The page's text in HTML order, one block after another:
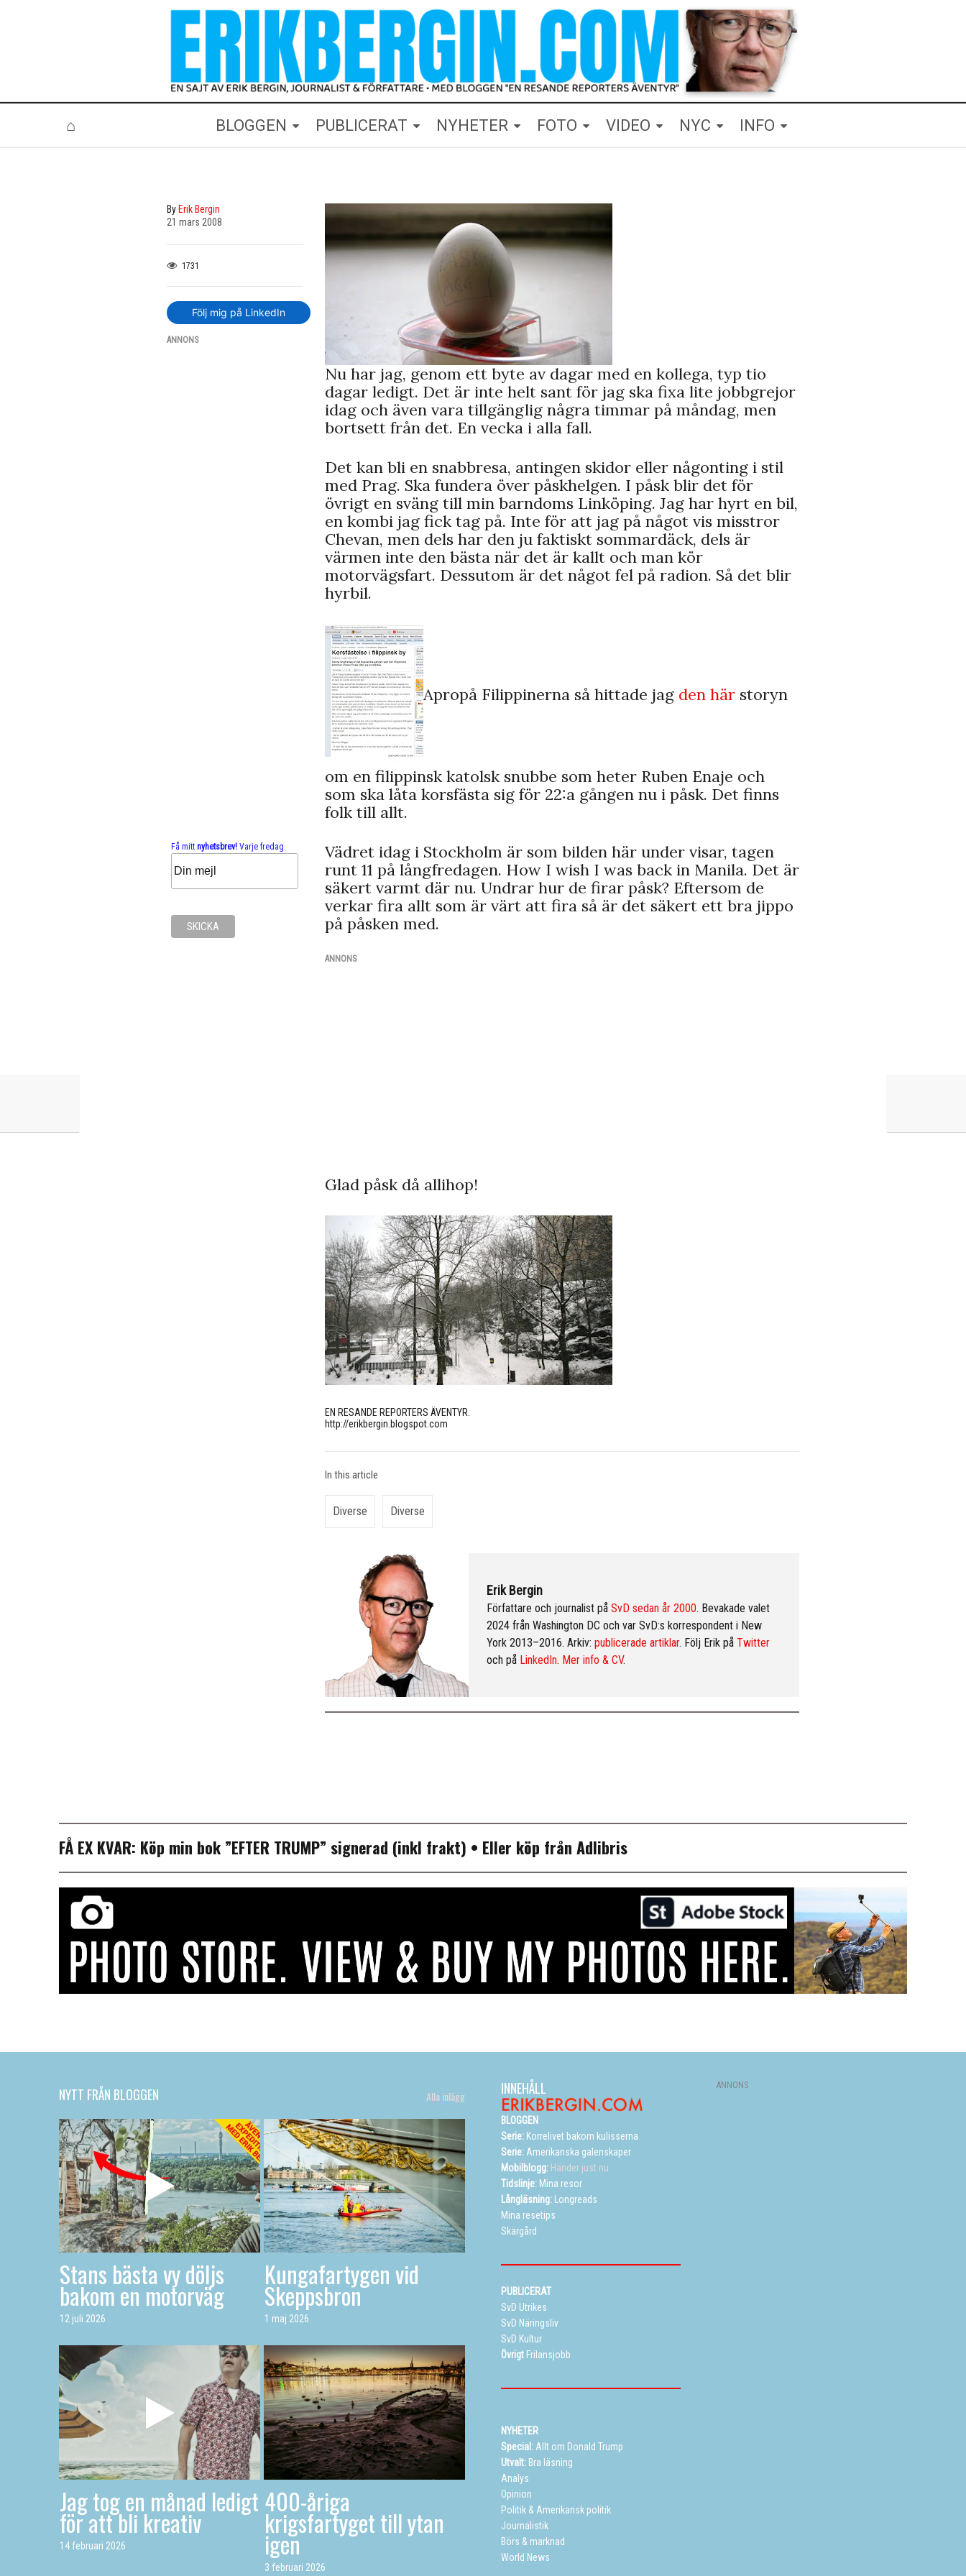
BLOGGEN PUBLICERAT NYHETER FOTO VIDEO NYC INFO
⌂
ByErik Bergin
21 mars 2008
1731
Följ mig på LinkedIn
ANNONS
Få mitt nyhetsbrev!Varje fredag.
Nu har jag, genom ett byte av dagar med en kollega, typ tio
dagar ledigt. Det är inte helt sant för jag ska fixa lite jobbgrejor
idag och även vara tillgänglig några timmar på måndag, men
bortsett från det. En vecka i alla fall.
Det kan bli en snabbresa, antingen skidor eller någonting i stil
med Prag. Ska fundera över påskhelgen. I påsk blir det för
övrigt en sväng till min barndoms Linköping. Jag har hyrt en bil,
en kombi jag fick tag på. Inte för att jag på något vis misstror
Chevan, men dels har den ju faktiskt sommardäck, dels är
värmen inte den bästa när det är kallt och man kör
motorvägsfart. Dessutom är det något fel på radion. Så det blir
hyrbil.
Apropå Filippinerna så hittade jag den här storyn
om en filippinsk katolsk snubbe som heter Ruben Enaje och
som ska låta korsfästa sig för 22:a gången nu i påsk. Det finns
folk till allt.
Vädret idag i Stockholm är som bilden här under visar, tagen
runt 11 på långfredagen. How I wish I was back in Manila. Det är
säkert varmt där nu. Undrar hur de firar påsk? Eftersom de
verkar fira allt som är värt att fira så är det säkert ett bra jippo
på påsken med.
ANNONS
Glad påsk då allihop!
EN RESANDE REPORTERS ÄVENTYR.
http://erikbergin.blogspot.com
In this article
Diverse Diverse
Erik Bergin
Författare och journalist på SvD sedan år 2000. Bevakade valet
2024 från Washington DC och var SvD:s korrespondent i New
York 2013–2016. Arkiv: publicerade artiklar. Följ Erik på Twitter
och på LinkedIn. Mer info & CV.
FÅ EX KVAR: Köp min bok ”EFTER TRUMP” signerad (inkl frakt) • Eller köp från Adlibris
NYTT FRÅN BLOGGEN Alla inlägg
Stans bästa vy döljs
bakom en motorväg
12 juli 2026
Kungafartygen vid
Skeppsbron
1 maj 2026
Jag tog en månad ledigt
för att bli kreativ
14 februari 2026
400-åriga
krigsfartyget till ytan
igen
3 februari 2026
INNEHÅLL
BLOGGEN
Serie: Korrelivet bakom kulisserna
Serie: Amerikanska galenskaper
Mobilblogg: Händer just nu
Tidslinje: Mina resor
Långläsning:
Longreads
Mina resetips
Skärgård
PUBLICERAT
SvD Utrikes
SvD Näringsliv
SvD Kultur
Övrigt Frilansjobb
NYHETER
Special: Allt om Donald Trump
Utvalt: Bra läsning
Analys
Opinion
Politik & Amerikansk politik
Journalistik
Börs & marknad
World News
ANNONS